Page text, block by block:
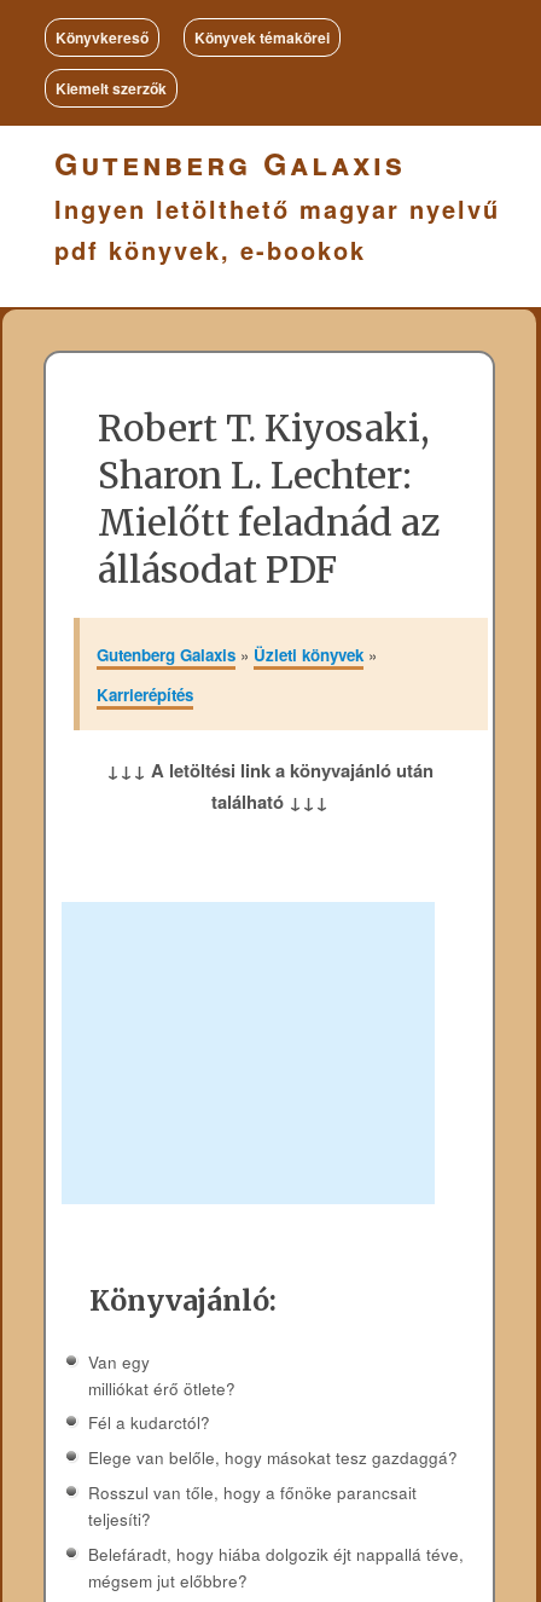
Könyvkereső Könyvek témakörei
Kiemelt szerzők
Gutenberg Galaxis
Ingyen letölthető magyar nyelvű
pdf könyvek, e-bookok
Robert T. Kiyosaki,
Sharon L. Lechter:
Mielőtt feladnád az
állásodat PDF
Gutenberg Galaxis» Üzleti könyvek»
Karrierépítés
↓↓↓ A letöltési link a könyvajánló után
található ↓↓↓
Könyvajánló:
Van egy
milliókat érő ötlete?
Fél a kudarctól?
Elege van belőle, hogy másokat tesz gazdaggá?
Rosszul van tőle, hogy a főnöke parancsait
teljesíti?
Belefáradt, hogy hiába dolgozik éjt nappallá téve,
mégsem jut előbbre?